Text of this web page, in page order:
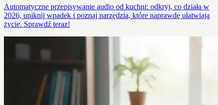
Automatyczne przepisywanie audio od kuchni: odkryj, co działa w
2026, uniknij wpadek i poznaj narzędzia, które naprawdę ułatwiają
życie. Sprawdź teraz!